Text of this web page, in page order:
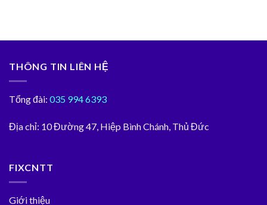
THÔNG TIN LIÊN HỆ
Tổng đài: 035 994 6393
Địa chỉ: 10 Đường 47, Hiệp Bình Chánh, Thủ Đức
FIXCNTT
Giới thiệu